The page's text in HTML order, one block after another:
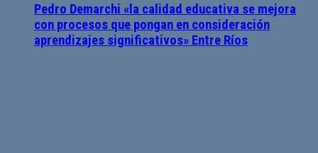
Pedro Demarchi «la calidad educativa se mejora
con procesos que pongan en consideración
aprendizajes significativos» Entre Ríos